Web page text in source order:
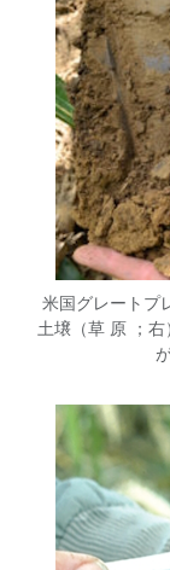
米国グレートプ
土壌（草 原 ；